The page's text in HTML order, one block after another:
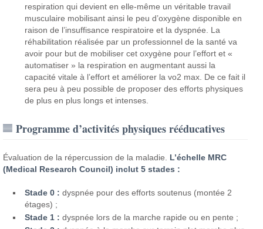
respiration qui devient en elle-même un véritable travail
musculaire mobilisant ainsi le peu d’oxygène disponible en
raison de l’insuffisance respiratoire et la dyspnée. La
réhabilitation réalisée par un professionnel de la santé va
avoir pour but de mobiliser cet oxygène pour l’effort et «
automatiser » la respiration en augmentant aussi la
capacité vitale à l’effort et améliorer la vo2 max. De ce fait il
sera peu à peu possible de proposer des efforts physiques
de plus en plus longs et intenses.
Programme d’activités physiques rééducatives
Évaluation de la répercussion de la maladie. L’échelle MRC
(Medical Research Council) inclut 5 stades :
Stade 0 :dyspnée pour des efforts soutenus (montée 2
étages) ;
Stade 1 : dyspnée lors de la marche rapide ou en pente ;